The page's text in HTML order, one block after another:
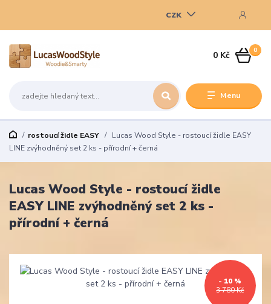
Menu
CZK
0
0 Kč
rostoucí židle EASY
Lucas Wood Style - rostoucí židle EASY
LINE zvýhodněný set 2 ks - přírodní + černá
Lucas Wood Style - rostoucí židle
EASY LINE zvýhodněný set 2 ks -
přírodní + černá
3 780 Kč
- 10 %